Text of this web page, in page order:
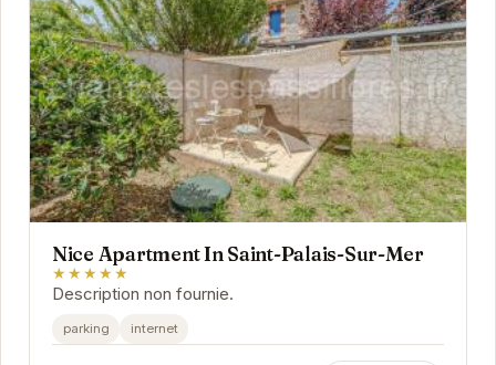
Nice Apartment In Saint-Palais-Sur-Mer
★★★★★
Description non fournie.
parking internet